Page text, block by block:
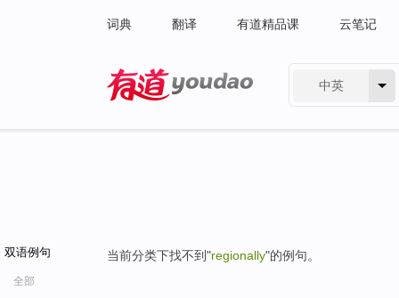
词典 翻译 有道精品课 云笔记
中英
双语例句
全部
当前分类下找不到"regionally"的例句。